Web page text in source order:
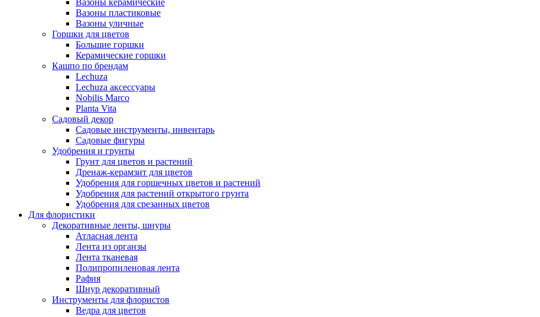
Вазоны пластиковые
Вазоны уличные
Горшки для цветов
Большие горшки
Керамические горшки
Кашпо по брендам
Lechuza
Lechuza аксессуары
Nobilis Marco
Planta Vita
Садовый декор
Садовые инструменты, инвентарь
Садовые фигуры
Удобрения и грунты
Грунт для цветов и растений
Дренаж-керамзит для цветов
Удобрения для горшечных цветов и растений
Удобрения для растений открытого грунта
Удобрения для срезанных цветов
Для флористики
Декоративные ленты, шнуры
Атласная лента
Лента из органзы
Лента тканевая
Полипропиленовая лента
Рафия
Шнур декоративный
Инструменты для флористов
Ведра для цветов